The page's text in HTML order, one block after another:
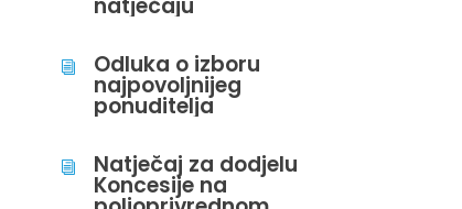
i Odluka o izboru
najpovoljnijeg
ponuditelja
i Natječaj za dodjelu
Koncesije na